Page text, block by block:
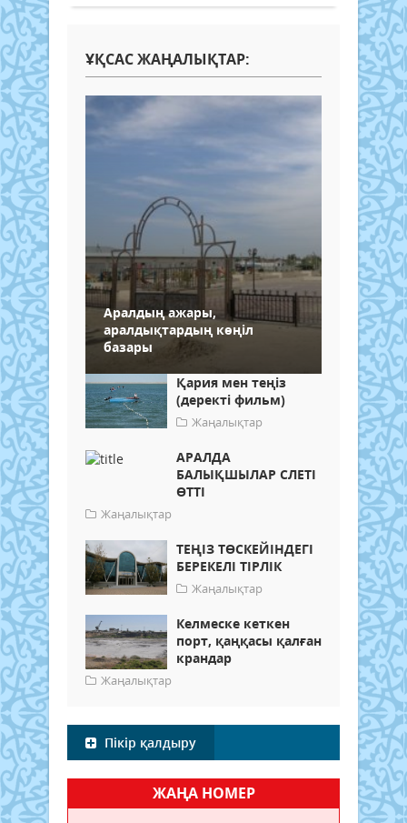
ҰҚСАС ЖАҢАЛЫҚТАР:
Аралдың ажары,
аралдықтардың көңіл
базары
Қария мен теңіз
(деректі фильм)
Жаңалықтар
АРАЛДА
БАЛЫҚШЫЛАР СЛЕТІ
ӨТТІ
Жаңалықтар
ТЕҢІЗ ТӨСКЕЙІНДЕГІ
БЕРЕКЕЛІ ТІРЛІК
Жаңалықтар
Келмеске кеткен
порт, қаңқасы қалған
крандар
Жаңалықтар
Пікір қалдыру
ЖАҢА НОМЕР